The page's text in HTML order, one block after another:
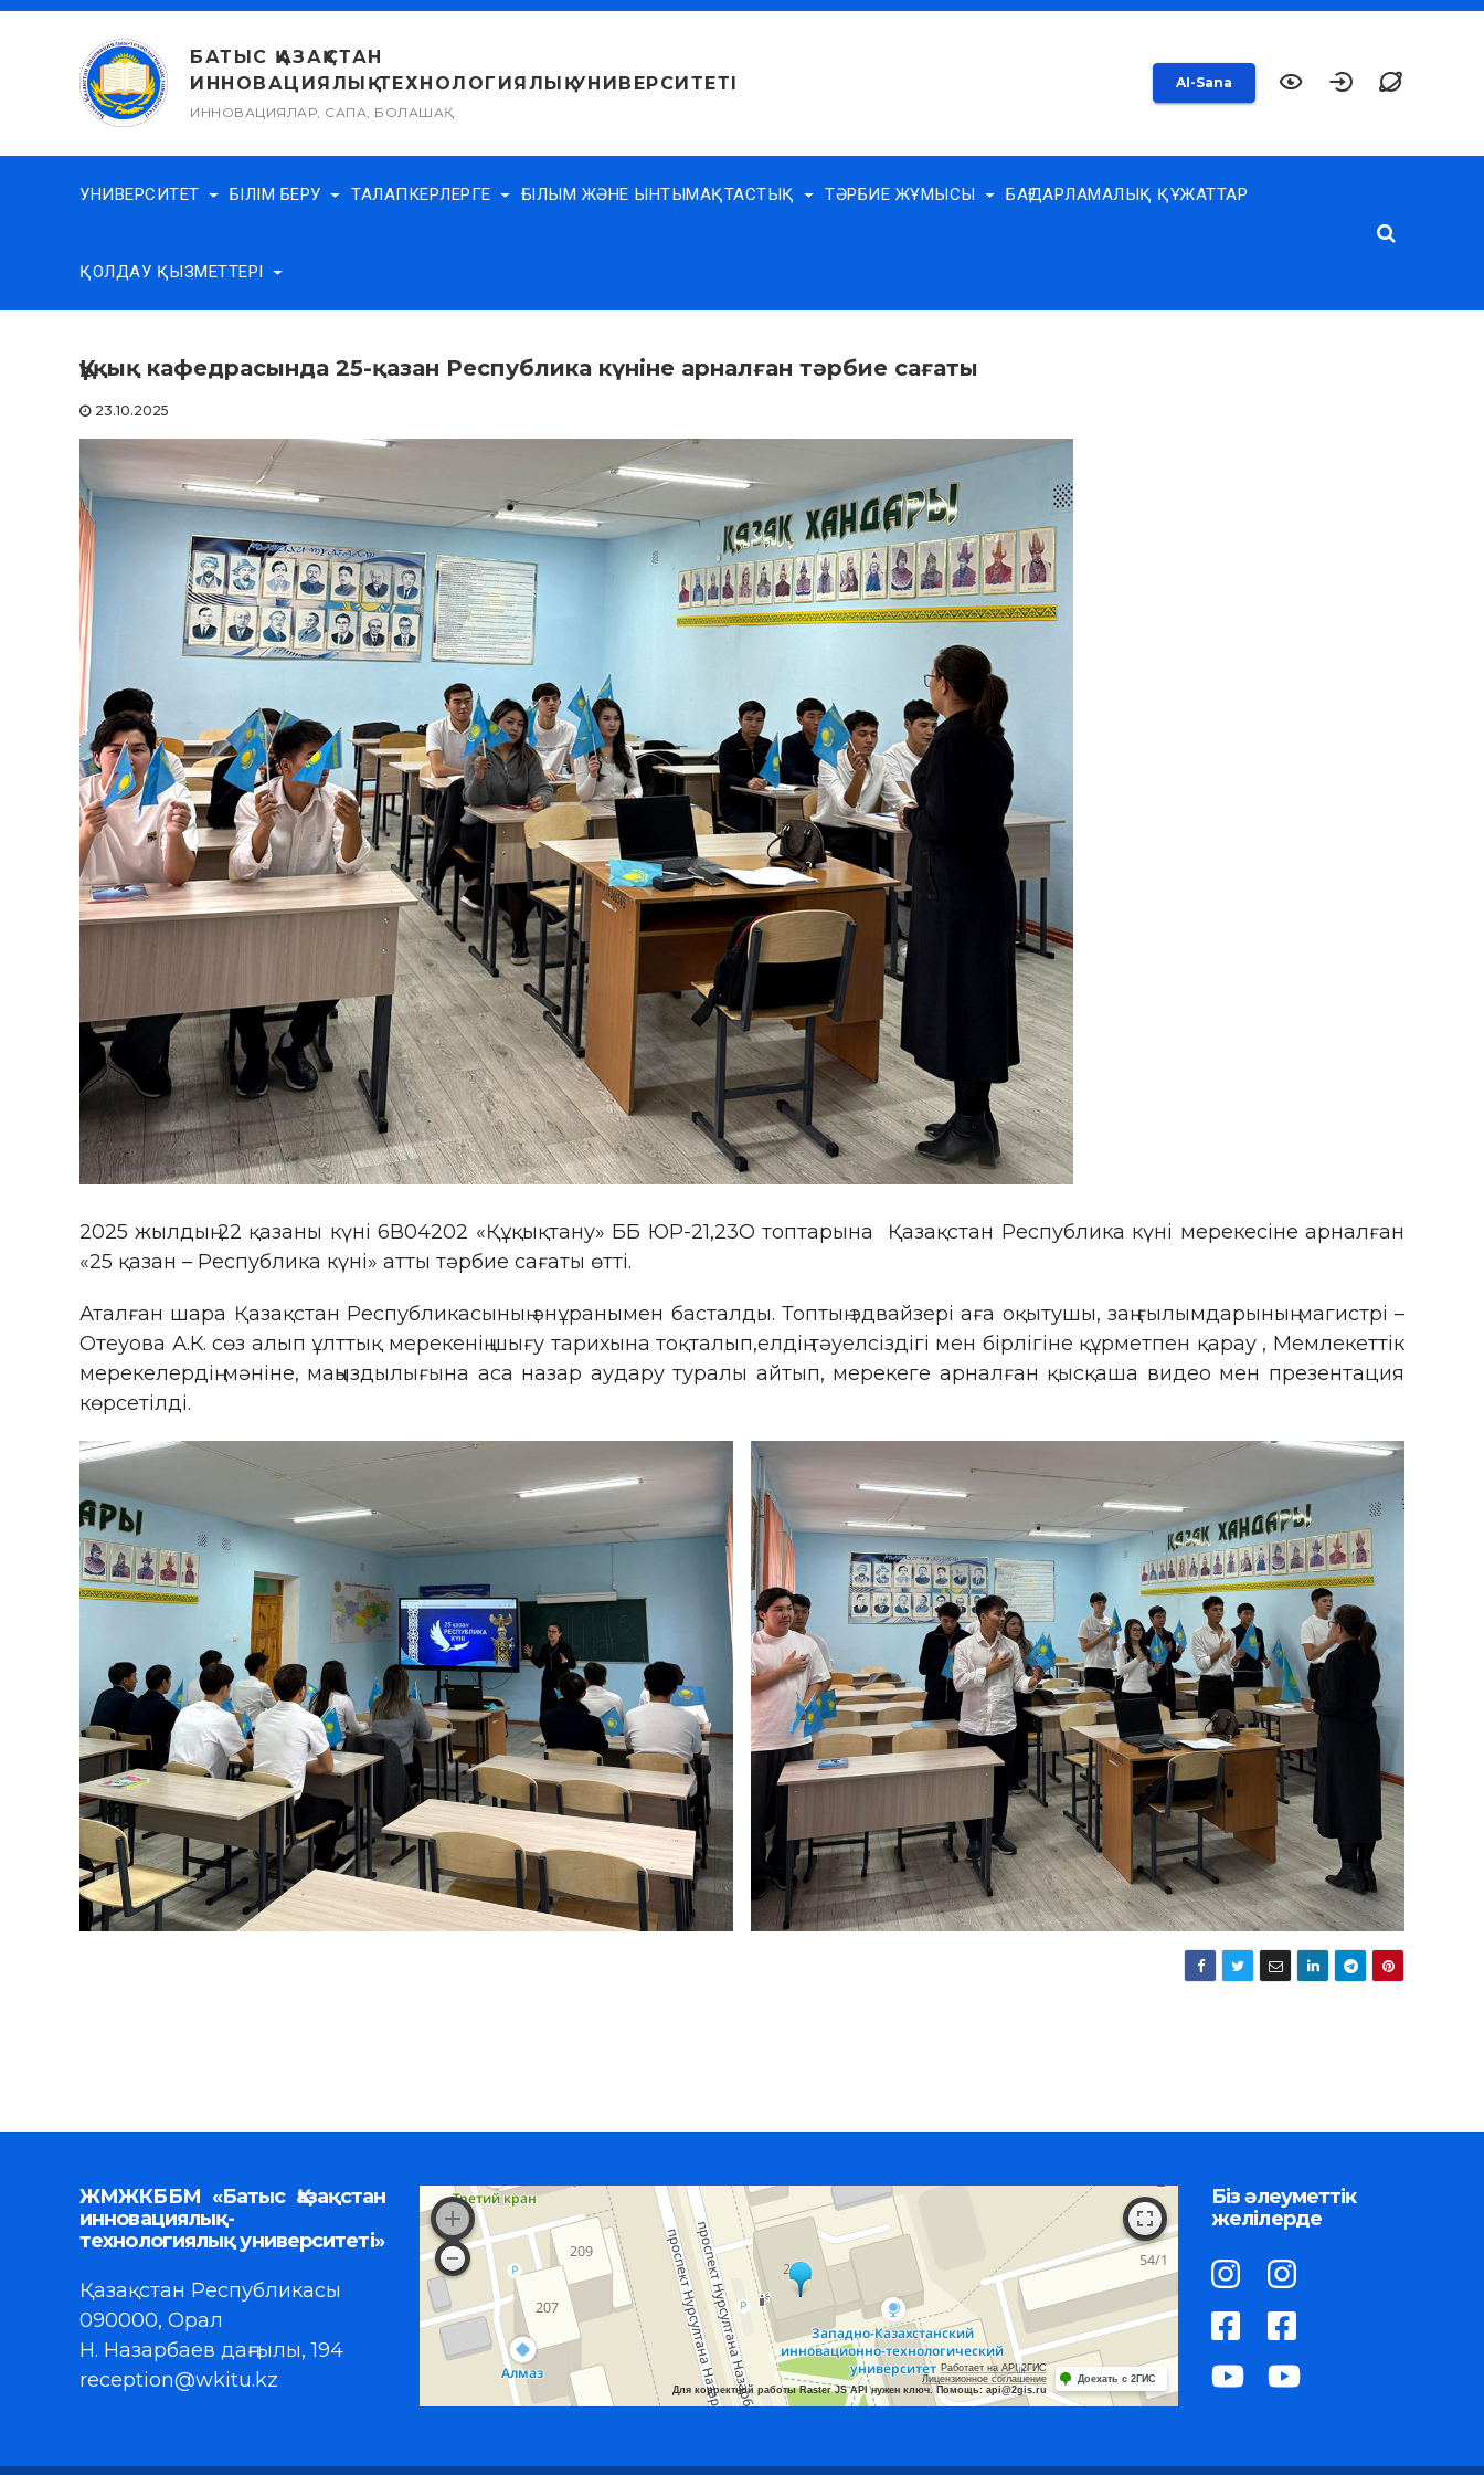
Skip
БАТЫС ҚАЗАҚСТАН
ИННОВАЦИЯЛЫҚ-ТЕХНОЛОГИЯЛЫҚ УНИВЕРСИТЕТІ
ИННОВАЦИЯЛАР, САПА, БОЛАШАҚ
AI-Sana
УНИВЕРСИТЕТ БІЛІМ БЕРУ ТАЛАПКЕРЛЕРГЕ ҒЫЛЫМ ЖӘНЕ ЫНТЫМАҚТАСТЫҚ ТӘРБИЕ ЖҰМЫСЫ БАҒДАРЛАМАЛЫҚ ҚҰЖАТТАР
ҚОЛДАУ ҚЫЗМЕТТЕРІ
Құқық кафедрасында 25-қазан Республика күніне арналған тәрбие сағаты
23.10.2025
2025 жылдың 22 қазаны күні 6В04202 «Құқықтану» ББ ЮР-21,23О топтарына Қазақстан Республика күні мерекесіне арналған
«25 қазан – Республика күні» атты тәрбие сағаты өтті.
Аталған шара Қазақстан Республикасының әнұранымен басталды. Топтың эдвайзері аға оқытушы, заң ғылымдарының магистрі –
Отеуова А.К. сөз алып ұлттық мерекенің шығу тарихына тоқталып,елдің тәуелсіздігі мен бірлігіне құрметпен қарау , Мемлекеттік
мерекелердің мәніне, маңыздылығына аса назар аудару туралы айтып, мерекеге арналған қысқаша видео мен презентация
көрсетілді.
ЖМЖКББМ «Батыс Қазақстан
инновациялық-
технологиялық университеті»
Қазақстан Республикасы
090000, Орал
Н. Назарбаев даңғылы, 194
reception@wkitu.kz
Работает на API 2ГИС
Лицензионное соглашение
Для корректной работы Raster JS API нужен ключ. Помощь: api@2gis.ru
Доехать с 2ГИС
Біз әлеуметтік
желілерде